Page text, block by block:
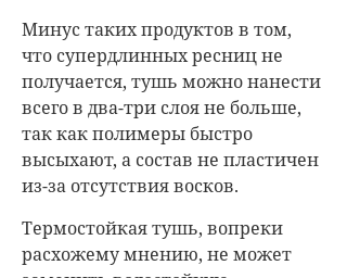
Минус таких продуктов в том,
что супердлинных ресниц не
получается, тушь можно нанести
всего в два-три слоя не больше,
так как полимеры быстро
высыхают, а состав не пластичен
из-за отсутствия восков.
Термостойкая тушь, вопреки
расхожему мнению, не может